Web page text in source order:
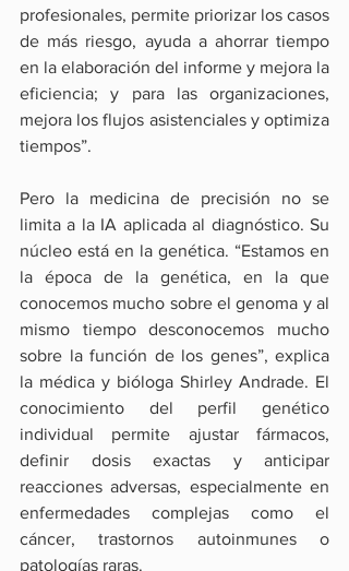
profesionales, permite priorizar los casos
de más riesgo, ayuda a ahorrar tiempo
en la elaboración del informe y mejora la
eficiencia; y para las organizaciones,
mejora los flujos asistenciales y optimiza
tiempos”.
Pero la medicina de precisión no se
limita a la IA aplicada al diagnóstico. Su
núcleo está en la genética. “Estamos en
la época de la genética, en la que
conocemos mucho sobre el genoma y al
mismo tiempo desconocemos mucho
sobre la función de los genes”, explica
la médica y bióloga Shirley Andrade. El
conocimiento del perfil genético
individual permite ajustar fármacos,
definir dosis exactas y anticipar
reacciones adversas, especialmente en
enfermedades complejas como el
cáncer, trastornos autoinmunes o
patologías raras.